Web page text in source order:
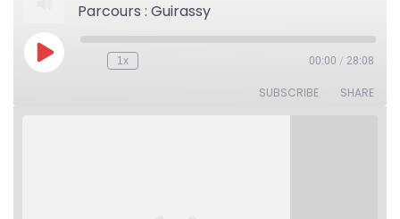
Parcours : Guirassy
Play
Episode
Rewind
1x 00:00 / 28:08
SUBSCRIBE SHARE